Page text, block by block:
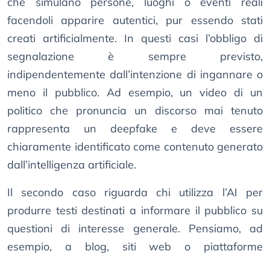
facendoli apparire autentici, pur essendo stati
creati artificialmente. In questi casi l’obbligo di
segnalazione è sempre previsto,
indipendentemente dall’intenzione di ingannare o
meno il pubblico. Ad esempio, un video di un
politico che pronuncia un discorso mai tenuto
rappresenta un deepfake e deve essere
chiaramente identificato come contenuto generato
dall’intelligenza artificiale.
Il secondo caso riguarda chi utilizza l’AI per
produrre testi destinati a informare il pubblico su
questioni di interesse generale. Pensiamo, ad
esempio, a blog, siti web o piattaforme